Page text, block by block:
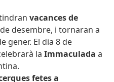
tindranvacances de
desembre, i tornaran a
gener. El dia 8 de
laImmaculada a
fetes a